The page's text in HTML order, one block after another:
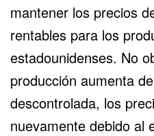
mantener los precios
rentables para los
estadounidenses. No
producción aumenta
descontrolada, los
nuevamente debido al